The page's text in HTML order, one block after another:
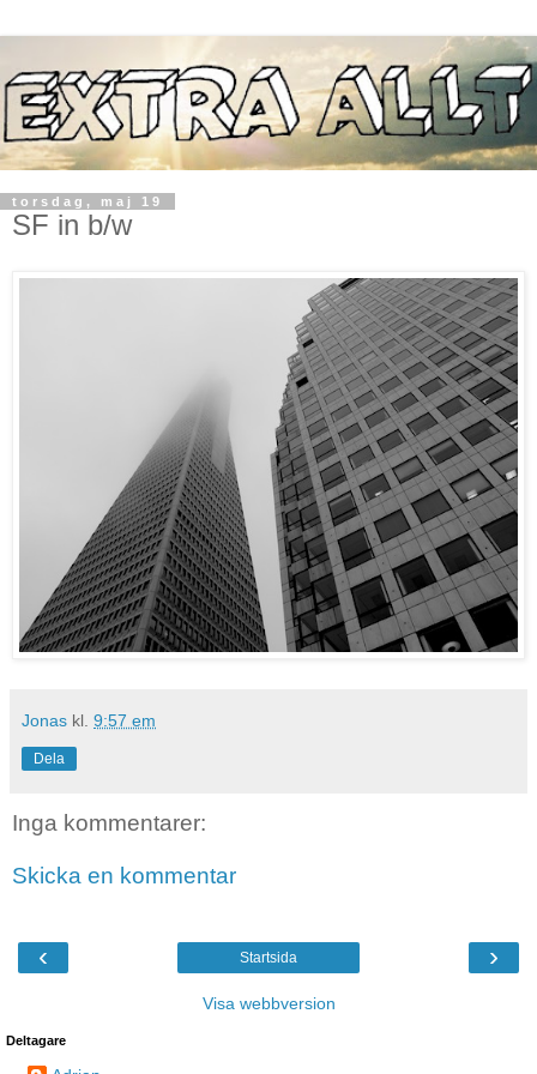
torsdag, maj 19
SF in b/w
Jonas kl. 9:57 em
Dela
Inga kommentarer:
Skicka en kommentar
‹ ›
Startsida
Visa webbversion
Deltagare